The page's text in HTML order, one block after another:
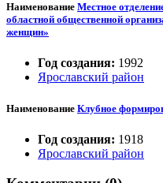
Наименование Местное
областной общественной
женщин»
Год создания: 1992
Ярославский район
Наименование Клубное
Год создания: 1918
Ярославский район